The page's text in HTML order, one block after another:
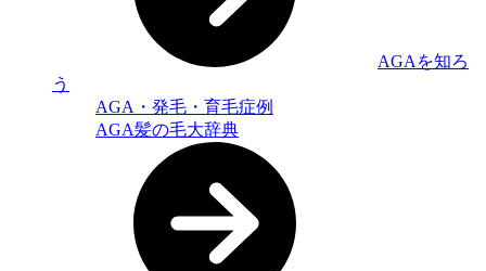
AGAを知ろ
う
AGA・発毛・育毛症例
AGA髪の毛大辞典